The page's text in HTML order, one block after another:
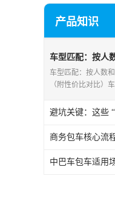
产品知识
车型匹配：按人
选车
车型匹配：按人数
（附性价比对比）
商务包车核心流
中巴车包车适用